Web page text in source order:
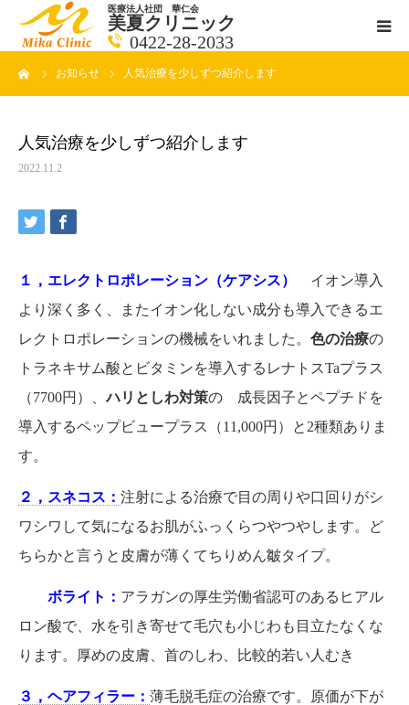
医療法人社団 華仁会
美夏クリニック
0422-28-2033
お知らせ 人気治療を少しずつ紹介します
人気治療を少しずつ紹介します
2022.11.2
１，エレクトロポレーション（ケアシス）
イオン導入
より深く多く、またイオン化しない成分も導入できるエ
レクトロポレーションの機械をいれました。 色の治療の
トラネキサム酸とビタミンを導入するレナトスTaプラス
（7700円）、ハリと しわ対策の 成長因子とペプチドを
導入するペップビュープラス（11,000円）と2種類ありま
す。
２，スネコス： 注射による治療で目の周りや口回りがシ
ワシワして気になるお肌がふっくらつやつやします。ど
ちらかと言うと皮膚が薄くてちりめん皺タイプ。
ボライト： アラガンの厚生労働省認可のあるヒアル
ロン酸で、水を引き寄せて毛穴も小じわも目立たなくな
ります。厚めの皮膚、首のしわ、比較的若い人むき
３，ヘアフィラー： 薄毛脱毛症の治療です。原価が下が
医師紹介
アクセス
メールで相談
ブログ一覧ページ
料金一覧 new